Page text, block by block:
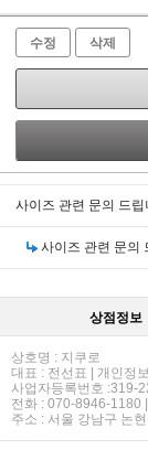
수정 삭제
사이즈 관련 문의 드립
사이즈 관련 문의
상점정보
상호명 : 지쿠로
대표 : 전선표 | 개인정
사업자등록번호 :319-
전화 : 070-8946-1180
주소 : 서울 강남구 논